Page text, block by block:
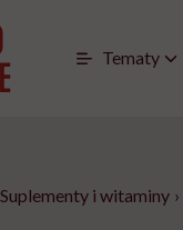
Tematy
Suplementy i witaminy ›